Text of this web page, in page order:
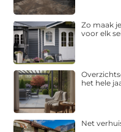
Zo maak
voor elk
het hele
Net